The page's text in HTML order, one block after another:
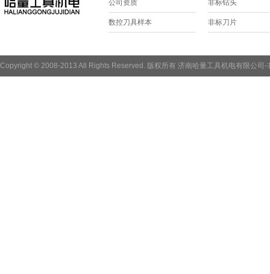
公司资质
数控刀具样本
非标钻头
非标刀片
Copyright © 2008-2013 All Rights Reserved. 版权所有 济南哈量工具机电有限公司-